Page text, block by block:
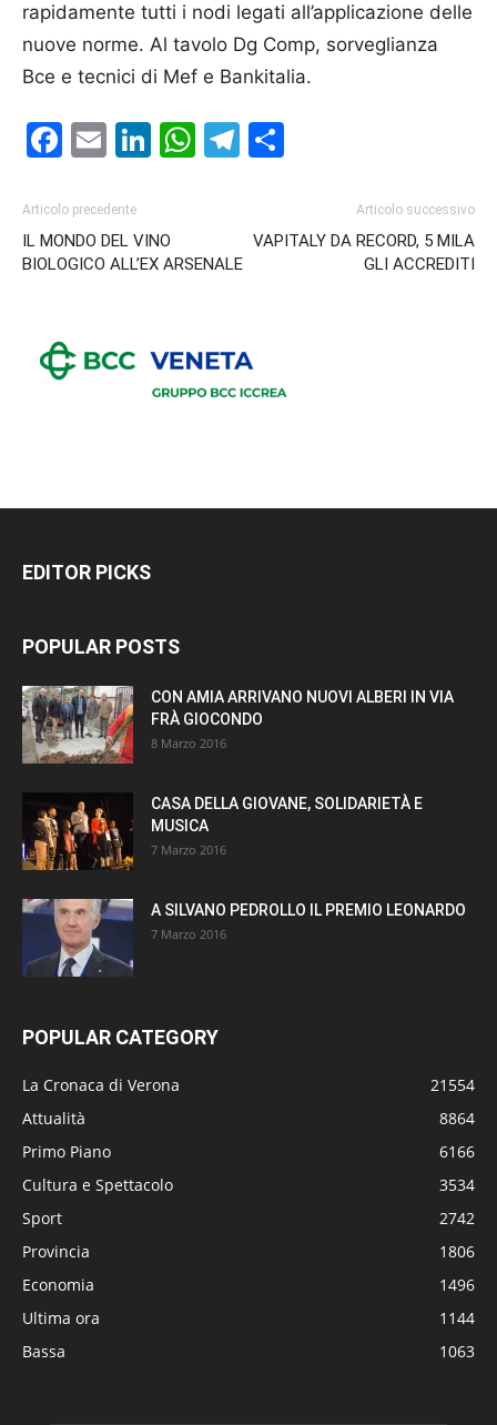
rapidamente tutti i nodi legati all’applicazione delle
nuove norme. Al tavolo Dg Comp, sorveglianza
Bce e tecnici di Mef e Bankitalia.
Facebook
EmailLinkedIn
WhatsApp
Telegram
Articolo precedente
IL MONDO DEL VINO
BIOLOGICO ALL’EX ARSENALE
Articolo successivo
VAPITALY DA RECORD, 5 MILA
GLI ACCREDITI
EDITOR PICKS
POPULAR POSTS
CON AMIA ARRIVANO NUOVI ALBERI IN VIA
FRÀ GIOCONDO
8 Marzo 2016
CASA DELLA GIOVANE, SOLIDARIETÀ E
MUSICA
7 Marzo 2016
A SILVANO PEDROLLO IL PREMIO LEONARDO
7 Marzo 2016
POPULAR CATEGORY
La Cronaca di Verona
21554
Attualità
8864
Primo Piano
6166
Cultura e Spettacolo
3534
Sport
2742
Provincia
1806
Economia
1496
Ultima ora
1144
Bassa
1063